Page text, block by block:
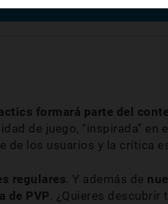
formará parte del
de juego, “inspirada” en
de los usuarios y la crítica
regulares . Y además de
de PVP . ¿Quieres